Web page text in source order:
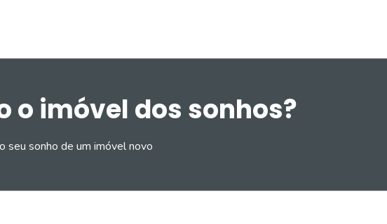
o imóvel dos sonhos?
seu sonho de um imóvel novo